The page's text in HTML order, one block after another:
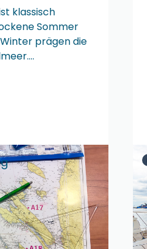
klassisch
Sommer
prägen die